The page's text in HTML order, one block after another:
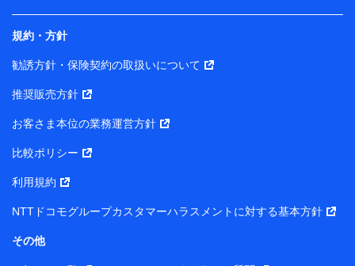
当社は株式会社NTTドコモ・フィナンシャルグループ
との間で、以下のとおり個人データを共同利用しま
す。
【共同して利用される利用データの項目】
当社または株式会社NTTドコモ・フィナンシャルグルー
の個人データ
基本情報
性、連絡先、dポイントサービスのご利用に関する情報。例
所、dポイント残高、dポイント利用履歴などが含まれます。
規約・方針
勧誘方針・保険契約の取扱いについて
推奨販売方針
お客さま本位の業務運営方針
比較ポリシー
利用規約
NTTドコモグループカスタマーハラスメントに対する基本方針
その他